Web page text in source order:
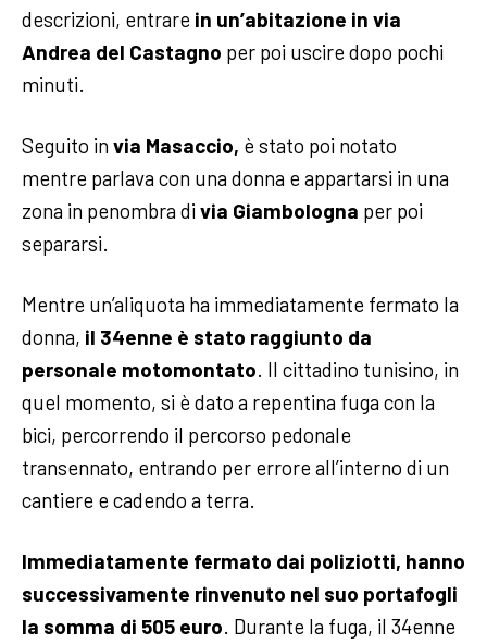
descrizioni, entrare in un’abitazione in via
Andrea del Castagno per poi uscire dopo pochi
minuti.
Seguito in via Masaccio, è stato poi notato
mentre parlava con una donna e appartarsi in una
zona in penombra di via Giambologna per poi
separarsi.
Mentre un’aliquota ha immediatamente fermato la
donna, il 34enne è stato raggiunto da
personale motomontato. Il cittadino tunisino, in
quel momento, si è dato a repentina fuga con la
bici, percorrendo il percorso pedonale
transennato, entrando per errore all’interno di un
cantiere e cadendo a terra.
Immediatamente fermato dai poliziotti, hanno
successivamente rinvenuto nel suo portafogli
la somma di 505 euro. Durante la fuga, il 34enne